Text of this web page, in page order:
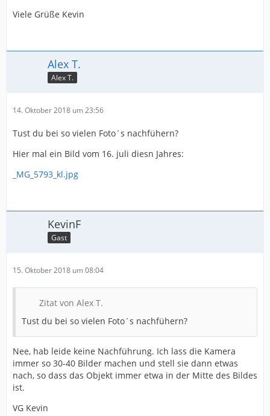
Viele Grüße Kevin
Alex T.
Alex T.
14. Oktober 2018 um 23:56
Tust du bei so vielen Foto´s nachfühern?
Hier mal ein Bild vom 16. juli diesn Jahres:
_MG_5793_kl.jpg
KevinF
Gast
15. Oktober 2018 um 08:04
Zitat von Alex T.
Tust du bei so vielen Foto´s nachfühern?
Nee, hab leide keine Nachführung. Ich lass die Kamera
immer so 30-40 Bilder machen und stell sie dann etwas
nach, so dass das Objekt immer etwa in der Mitte des Bildes
ist.
VG Kevin